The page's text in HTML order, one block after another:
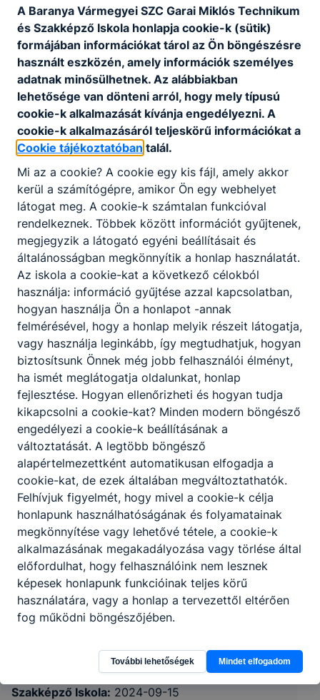
Partnereink
Baranya Vármegyei SZC Garai Miklós
Technikum és Szakképző Iskola
7800 Siklós Iskola u 10/a
KRÉTA
Telefon: +36703992837
203049/005
Baranya Vármegyei SZC Garai Miklós Technikum és
Szakképző Iskola: 2024-09-15
A Baranya Vármegyei SZC Garai Miklós Technikum
és Szakképző Iskola honlapja cookie-k (sütik)
formájában információkat tárol az Ön böngészésre
használt eszközén, amely információk személyes
adatnak minősülhetnek. Az alábbiakban
lehetősége van dönteni arról, hogy mely típusú
cookie-k alkalmazását kívánja engedélyezni. A
cookie-k alkalmazásáról teljeskörű információkat a
Cookie tájékoztatóban talál.
Mi az a cookie? A cookie egy kis fájl, amely akkor
kerül a számítógépre, amikor Ön egy webhelyet
látogat meg. A cookie-k számtalan funkcióval
rendelkeznek. Többek között információt gyűjtenek,
megjegyzik a látogató egyéni beállításait és
általánosságban megkönnyítik a honlap használatát.
Az iskola a cookie-kat a következő célokból
használja: információ gyűjtése azzal kapcsolatban,
hogyan használja Ön a honlapot -annak
felmérésével, hogy a honlap melyik részeit látogatja,
vagy használja leginkább, így megtudhatjuk, hogyan
biztosítsunk Önnek még jobb felhasználói élményt,
ha ismét meglátogatja oldalunkat, honlap
fejlesztése. Hogyan ellenőrizheti és hogyan tudja
kikapcsolni a cookie-kat? Minden modern böngésző
engedélyezi a cookie-k beállításának a
változtatását. A legtöbb böngésző
alapértelmezettként automatikusan elfogadja a
cookie-kat, de ezek általában megváltoztathatók.
Felhívjuk figyelmét, hogy mivel a cookie-k célja
honlapunk használhatóságának és folyamatainak
megkönnyítése vagy lehetővé tétele, a cookie-k
alkalmazásának megakadályozása vagy törlése által
előfordulhat, hogy felhasználóink nem lesznek
képesek honlapunk funkcióinak teljes körű
használatára, vagy a honlap a tervezettől eltérően
fog működni böngészőjében.
További lehetőségek Mindet elfogadom